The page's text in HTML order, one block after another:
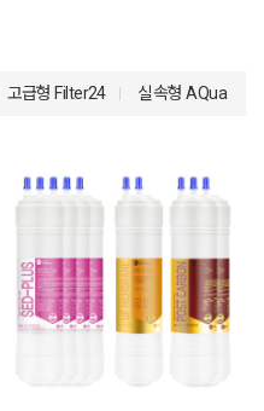
고급형 Filter24 실속형 AQua